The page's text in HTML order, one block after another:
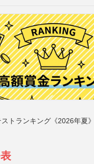
トランキング《2026年夏》